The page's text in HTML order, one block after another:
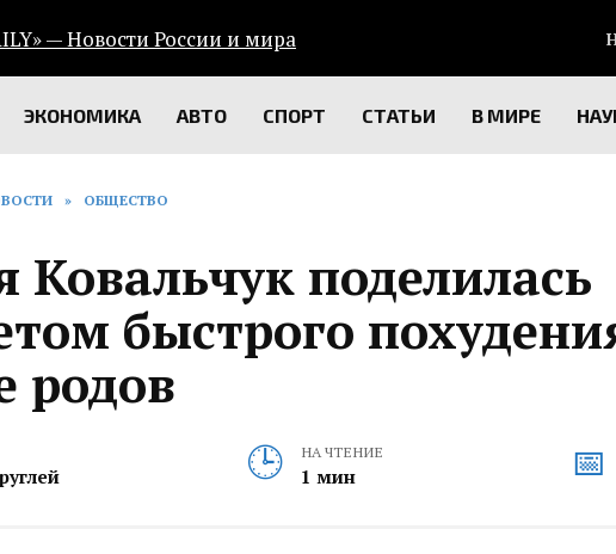
ЭКОНОМИКА АВТО СПОРТ СТАТЬИ В МИРЕ
» ОБЩЕСТВО
поделилась
быстрого
родов
НА ЧТЕНИЕ
1 мин